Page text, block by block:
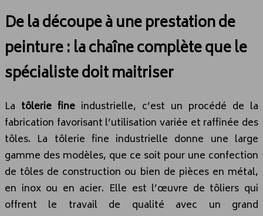
De la découpe à une prestation de
peinture : la chaîne complète que le
spécialiste doit maitriser
La tôlerie fine industrielle, c’est un procédé de la
fabrication favorisant l’utilisation variée et raffinée des
tôles. La tôlerie fine industrielle donne une large
gamme des modèles, que ce soit pour une confection
de tôles de construction ou bien de pièces en métal,
en inox ou en acier. Elle est l’œuvre de tôliers qui
offrent le travail de qualité avec un grand